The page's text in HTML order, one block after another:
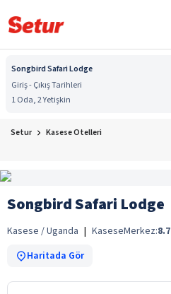
Songbird Safari Lodge
Giriş - Çıkış Tarihleri
1 Oda, 2 Yetişkin
Setur Kasese Otelleri
Songbird Safari Lodge
Kasese / Uganda | KaseseMerkez:8.7
Haritada Gör